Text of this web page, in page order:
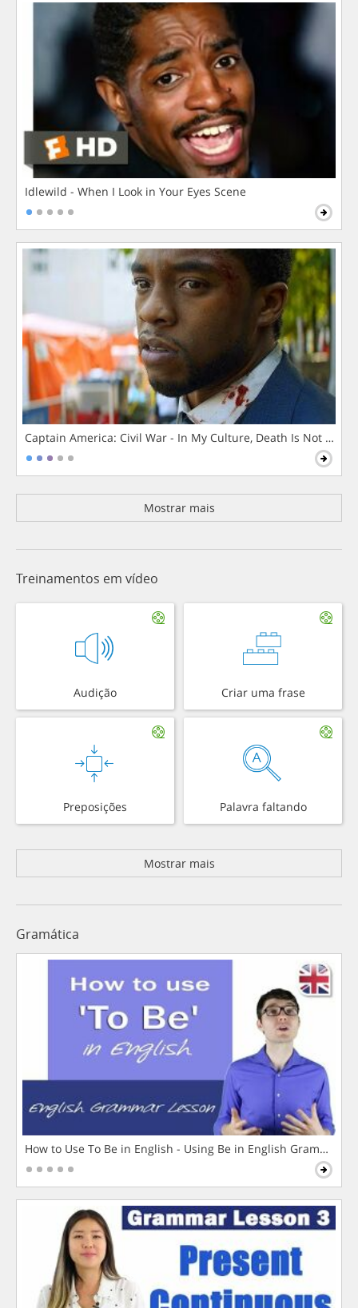
Idlewild - When I Look in Your Eyes Scene
Captain America: Civil War - In My Culture, Death Is Not The
Mostrar mais
Treinamentos em vídeo
Audição Criar uma frase
Preposições Palavra faltando
Mostrar mais
Gramática
How to Use To Be in English - Using Be in English Grammar